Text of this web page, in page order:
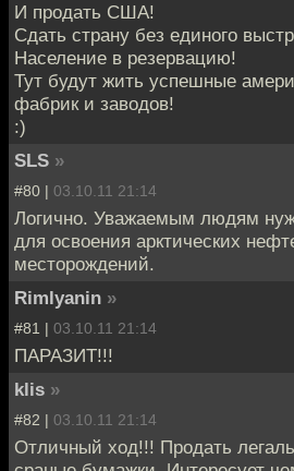
И продать США!
Сдать страну без единого
Население в резервацию!
Тут будут жить успешные
фабрик и заводов!
:)
SLS »
#80 | 03.10.11 21:14
Логично. Уважаемым людям
для освоения арктических
месторождений.
Rimlyanin »
#81 | 03.10.11 21:14
ПАРАЗИТ!!!
klis »
#82 | 03.10.11 21:14
Отличный ход!!! Продать